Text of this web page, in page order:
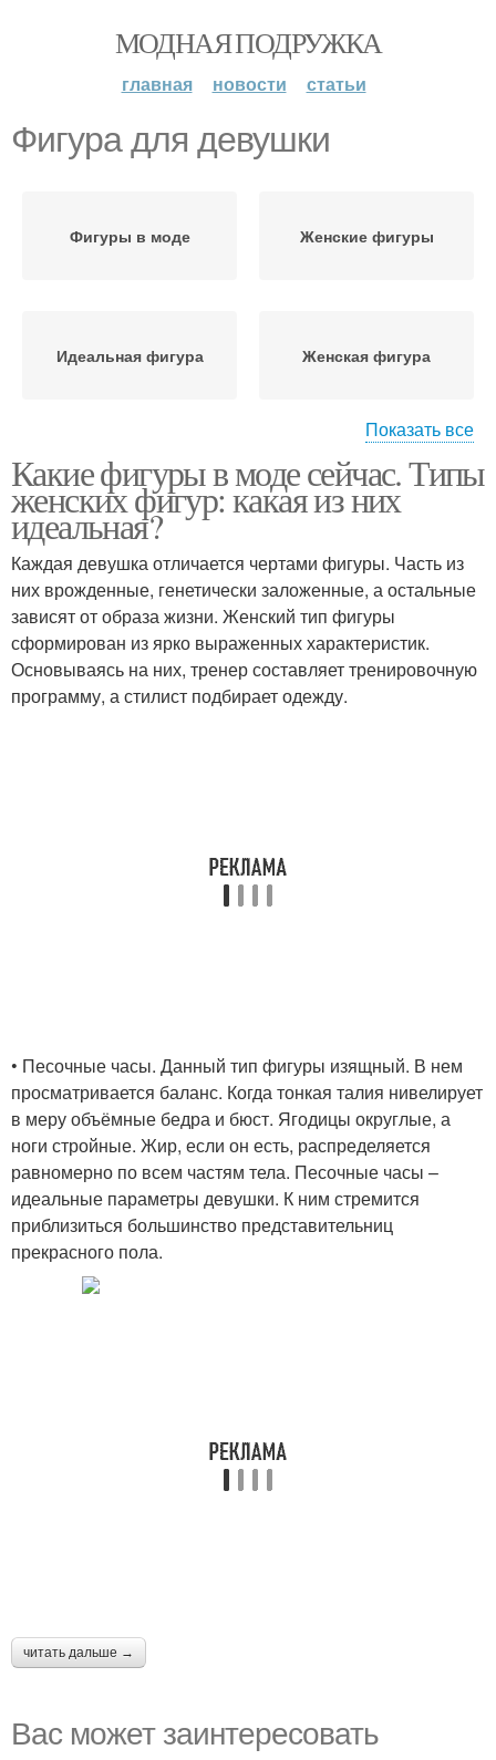
МОДНАЯ ПОДРУЖКА
главная новости статьи
Фигура для девушки
Фигуры в моде Женские фигуры
Идеальная фигура Женская фигура
Фигура для мужчин Красивая фигура
Показать все
Какие фигуры в моде сейчас. Типы
женских фигур: какая из них
идеальная?
Каждая девушка отличается чертами фигуры. Часть из
них врожденные, генетически заложенные, а остальные
зависят от образа жизни. Женский тип фигуры
сформирован из ярко выраженных характеристик.
Основываясь на них, тренер составляет тренировочную
программу, а стилист подбирает одежду.
• Песочные часы. Данный тип фигуры изящный. В нем
просматривается баланс. Когда тонкая талия нивелирует
в меру объёмные бедра и бюст. Ягодицы округлые, а
ноги стройные. Жир, если он есть, распределяется
равномерно по всем частям тела. Песочные часы –
идеальные параметры девушки. К ним стремится
приблизиться большинство представительниц
прекрасного пола.
читать дальше →
Вас может заинтересовать